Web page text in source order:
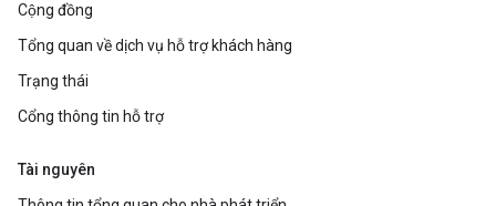
Cộng đồng
Tổng quan về dịch vụ hỗ trợ khách hàng
Trạng thái
Cổng thông tin hỗ trợ
Tài nguyên